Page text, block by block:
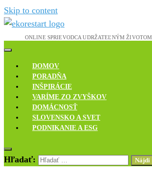
Skip to content
Ekoreštart
Novinky, rozhovory a inšpirácie
DOMOV
PORADŇA
INŠPIRÁCIE
VARÍME ZO ZVYŠKOV
DOMÁCNOSŤ
SLOVENSKO A SVET
PODNIKANIE A ESG
Hľadať: